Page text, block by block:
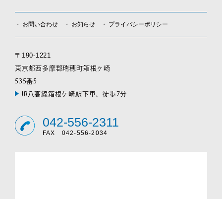
お問い合わせ お知らせ プライバシーポリシー
〒190-1221
東京都西多摩郡瑞穂町箱根ヶ崎
535番5
JR八高線箱根ケ崎駅下車、徒歩7分
042-556-2311
FAX 042-556-2034